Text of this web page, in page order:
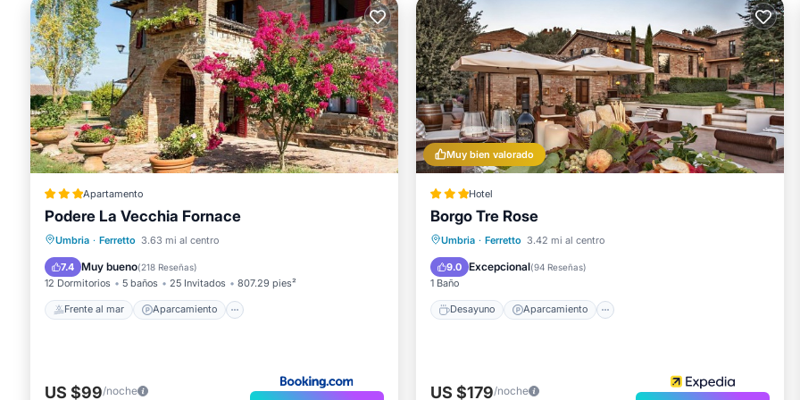
Apartamento
Podere La Vecchia Fornace
Umbria · Ferretto 3.63 mi al centro
7.4 Muy bueno(218 Reseñas)
12 Dormitorios 5 baños 25 Invitados 807.29 pies²
Frente al mar Aparcamiento
Frente al mar Aparcamiento
Vista al mar
US $99/noche
Muy bien valorado
Hotel
Borgo Tre Rose
Umbria · Ferretto 3.42 mi al centro
9.0 Excepcional(94 Reseñas)
1 Baño
Desayuno Aparcamiento
Desayuno Aparcamiento
Balcón/Terraza
US $179/noche